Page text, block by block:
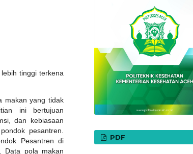
tinggi terkena
makan yang tidak
ini bertujuan
dan kebiasaan
pesantren.
Pesantren di
Data pola makan
PDF